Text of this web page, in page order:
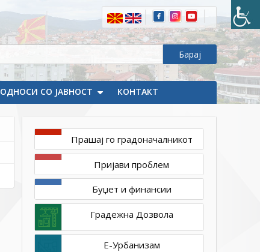
ОДНОСИ СО ЈАВНОСТ КОНТАКТ
4,
2022
1ТП1
Анкетен
прашалник
Прашај го градоначалникот
Пријави проблем
Буџет и финансии
Градежна Дозвола
Е-Урбанизам